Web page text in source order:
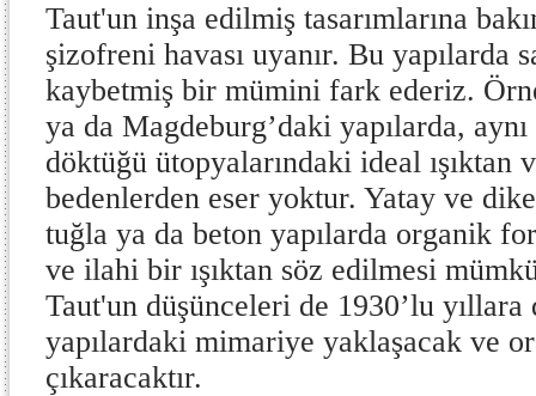
Taut'un inşa edilmiş tasarımlarına
şizofreni havası uyanır. Bu yapılarda
kaybetmiş bir mümini fark ederiz.
ya da Magdeburg’daki yapılarda,
döktüğü ütopyalarındaki ideal ışıktan
bedenlerden eser yoktur. Yatay ve
tuğla ya da beton yapılarda organik
ve ilahi bir ışıktan söz edilmesi
Taut'un düşünceleri de 1930’lu
yapılardaki mimariye yaklaşacak ve
çıkaracaktır.